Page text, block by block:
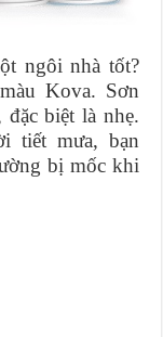
ngôi nhà tốt?
Kova. Sơn
biệt là nhẹ.
tiết mưa, bạn
bị mốc khi